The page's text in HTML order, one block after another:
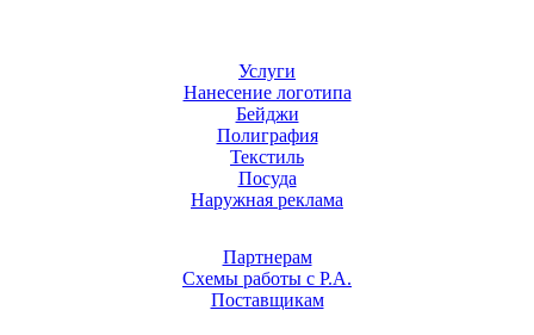
Услуги
Нанесение логотипа
Бейджи
Полиграфия
Текстиль
Посуда
Наружная реклама
Партнерам
Схемы работы с Р.А.
Поставщикам